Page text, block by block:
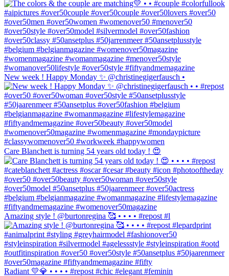
New week ! Happy Monday ✨ @christinegigerfausch •
Care Blanchett is turning 54 years old today ! 😍
Amazing style ! @burtonregina 🥰 • • • • #repost #l
Radiant 💛💎 • • • • #repost #chic #elegant #feminin